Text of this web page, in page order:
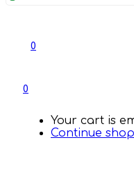
0
0
Your cart is
Continue